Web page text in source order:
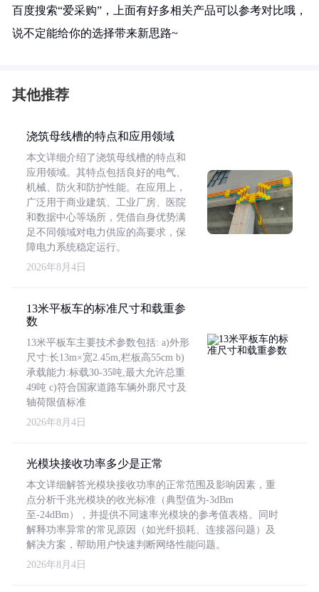
百度搜索“爱采购”，上面有好多相关产品可以参考对比哦，
说不定能给你的选择带来新思路~
其他推荐
浇筑母线槽的特点和应用领域
本文详细介绍了浇筑母线槽的特点和
应用领域。其特点包括良好的电气、
机械、防火和防护性能。在应用上，
广泛用于商业建筑、工业厂房、医院
和数据中心等场所，凭借自身优势满
足不同领域对电力供应的高要求，保
障电力系统稳定运行。
2026年8月4日
13米平板车的标准尺寸和载重参
数
13米平板车主要技术参数包括: a)外形
尺寸:长13m×宽2.45m,栏板高55cm b)
承载能力:标载30-35吨,最大允许总重
49吨 c)符合国家道路车辆外廓尺寸及
轴荷限值标准
2026年8月4日
光模块接收功率多少是正常
本文详细解答光模块接收功率的正常范围及影响因素，重
点分析千兆光模块的收光标准（典型值为-3dBm
至-24dBm），并提供不同速率光模块的参考值表格。同时
解释功率异常的常见原因（如光纤损耗、连接器问题）及
解决方案，帮助用户快速判断网络性能问题。
2026年8月4日